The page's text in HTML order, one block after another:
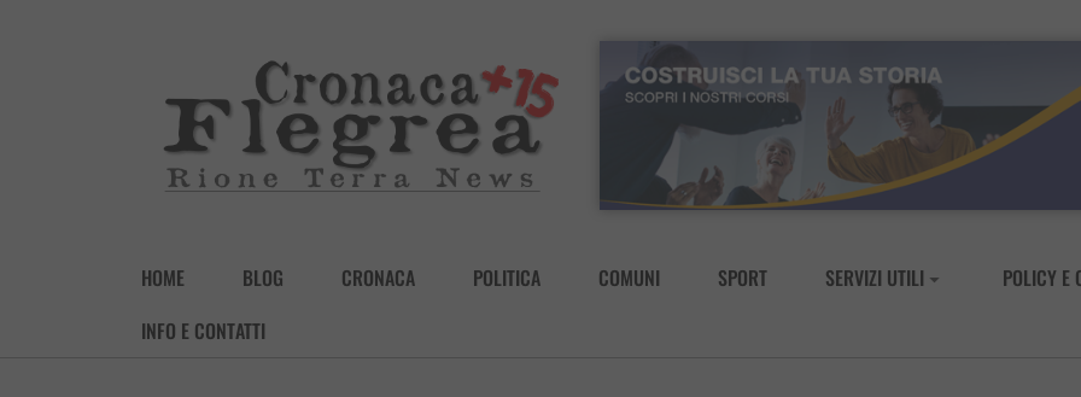
HOME BLOG CRONACA POLITICA COMUNI SPORT SERVIZI UTILI
POLICY E
INFO E CONTATTI